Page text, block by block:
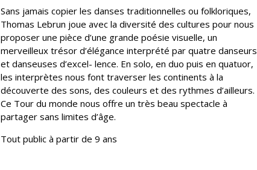
Sans jamais copier les danses traditionnelles ou folkloriques,
Thomas Lebrun joue avec la diversité des cultures pour nous
proposer une pièce d’une grande poésie visuelle, un
merveilleux trésor d’élégance interprété par quatre danseurs
et danseuses d’excel- lence. En solo, en duo puis en quatuor,
les interprètes nous font traverser les continents à la
découverte des sons, des couleurs et des rythmes d’ailleurs.
Ce Tour du monde nous offre un très beau spectacle à
partager sans limites d’âge.
Tout public à partir de 9 ans